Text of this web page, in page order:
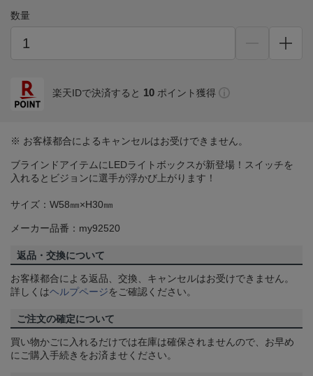
数量
楽天IDで決済すると 10 ポイント獲得
※ お客様都合によるキャンセルはお受けできません。
ブラインドアイテムにLEDライトボックスが新登場！スイッチを
入れるとビジョンに選手が浮かび上がります！
サイズ：W58㎜×H30㎜
メーカー品番：my92520
返品・交換について
お客様都合による返品、交換、キャンセルはお受けできません。
詳しくはヘルプページをご確認ください。
ご注文の確定について
買い物かごに入れるだけでは在庫は確保されませんので、お早め
にご購入手続きをお済ませください。